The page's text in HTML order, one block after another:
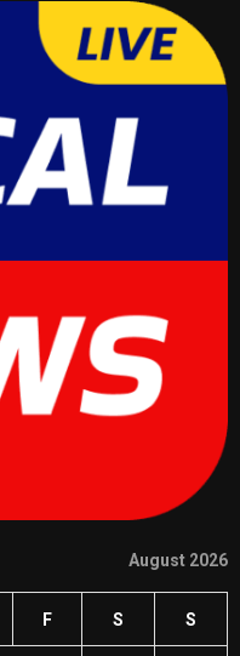
August 2026
F S S